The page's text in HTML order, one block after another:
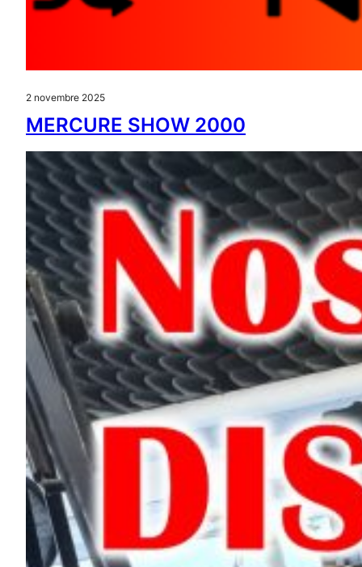
2 novembre 2025
MERCURE SHOW 2000